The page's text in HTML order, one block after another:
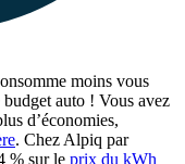
moins vous
auto ! Vous avez
d’économies,
. Chez Alpiq par
% sur le prix du kWh